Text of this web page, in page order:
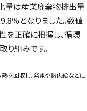
量は産業廃棄物排出量
％となりました。数値
を正確に把握し、循環
り組みです。
回収し、発電や熱供給などに